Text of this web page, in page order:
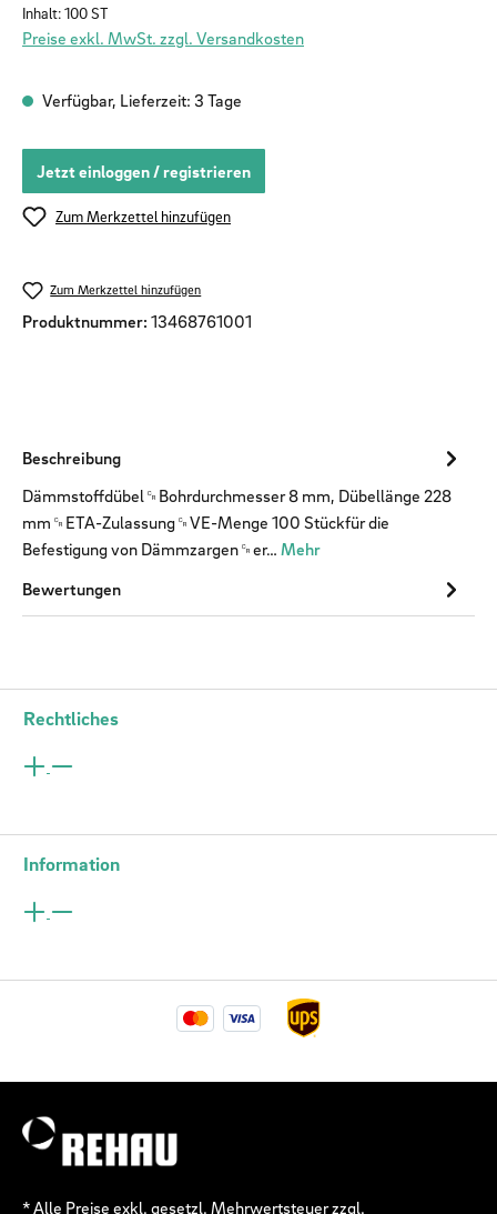
Inhalt:100 ST
Preise exkl. MwSt. zzgl. Versandkosten
Verfügbar, Lieferzeit: 3 Tage
Jetzt einloggen / registrieren
Zum Merkzettel hinzufügen
Zum Merkzettel hinzufügen
Produktnummer: 13468761001
Beschreibung
Dämmstoffdübel␍Bohrdurchmesser 8 mm, Dübellänge 228
mm␍ETA-Zulassung␍VE-Menge 100 Stückfür die
Befestigung von Dämmzargen␍er… Mehr
Bewertungen
Rechtliches
Information
* Alle Preise exkl. gesetzl. Mehrwertsteuer zzgl.